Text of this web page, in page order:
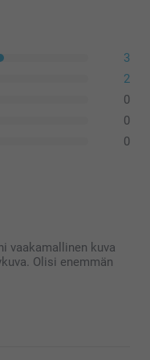
3
2
0
0
0
vaakamallinen kuva
Olisi enemmän